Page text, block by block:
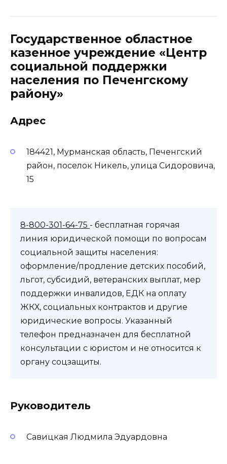
Государственное областное
казенное учреждение «Центр
социальной поддержки
населения по Печенгскому
району»
Адрес
184421, Мурманская область, Печенгский
район, поселок Никель, улица Сидоровича,
15
8-800-301-64-75 - бесплатная горячая
линия юридической помощи по вопросам
социальной защиты населения:
оформление/продление детских пособий,
льгот, субсидий, ветеранских выплат, мер
поддержки инвалидов, ЕДК на оплату
ЖКХ, социальных контрактов и другие
юридические вопросы. Указанный
телефон предназначен для бесплатной
консультации с юристом и не относится к
органу соцзащиты.
Руководитель
Савицкая Людмила Эдуардовна